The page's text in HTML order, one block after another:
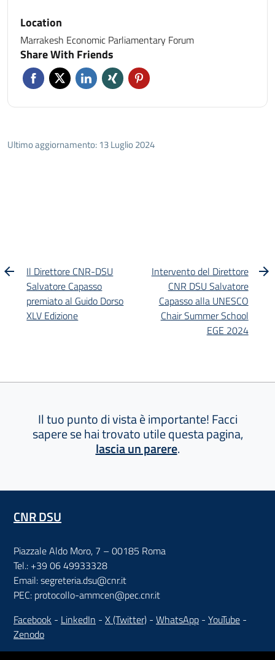
Location
Marrakesh Economic Parliamentary Forum
Share With Friends
Ultimo aggiornamento: 13 Luglio 2024
Il Direttore CNR-DSU
Salvatore Capasso
premiato al Guido Dorso
XLV Edizione
Intervento del Direttore
CNR DSU Salvatore
Capasso alla UNESCO
Chair Summer School
EGE 2024
Il tuo punto di vista è importante! Facci
sapere se hai trovato utile questa pagina,
lascia un parere.
CNR DSU
Piazzale Aldo Moro, 7 – 00185 Roma
Tel.: +39 06 49933328
Email: segreteria.dsu@cnr.it
PEC: protocollo-ammcen@pec.cnr.it
Facebook - LinkedIn - X (Twitter) - WhatsApp - YouTube -
Zenodo